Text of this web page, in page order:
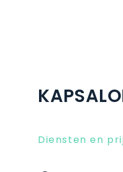
Diensten en